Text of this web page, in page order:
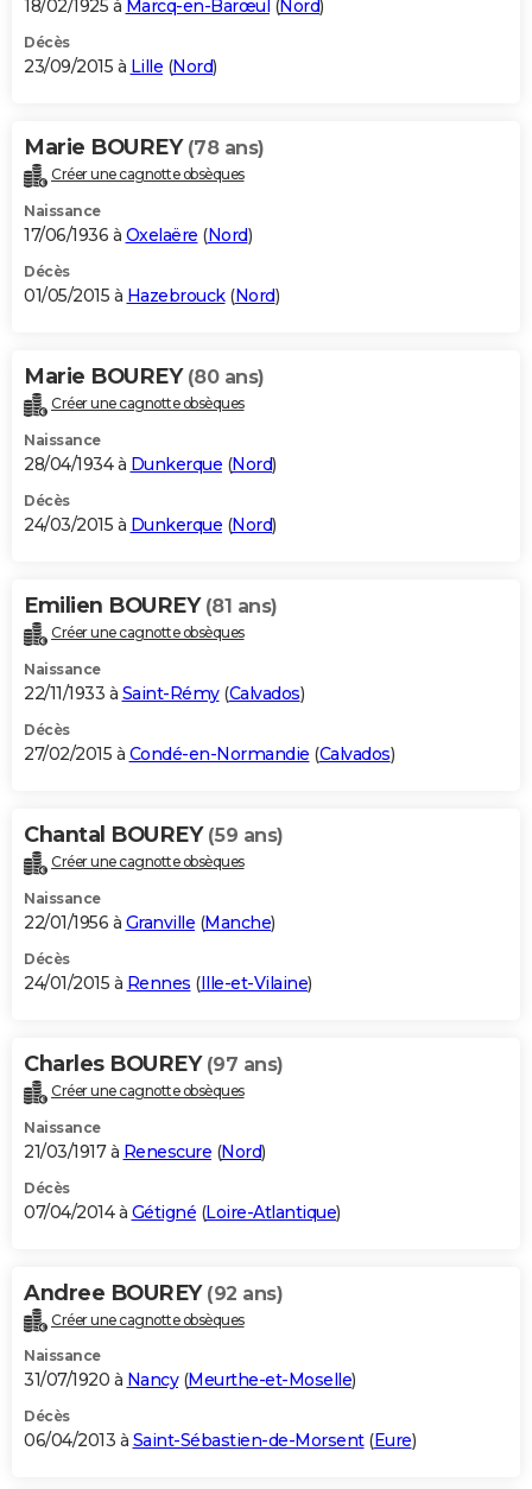
18/02/1925 à Marcq-en-Barœul (Nord)
Décès
23/09/2015 à Lille (Nord)
Marie BOUREY (78 ans)
Créer une cagnotte obsèques
Naissance
17/06/1936 à Oxelaëre (Nord)
Décès
01/05/2015 à Hazebrouck(Nord)
Marie BOUREY (80 ans)
Créer une cagnotte obsèques
Naissance
28/04/1934 à Dunkerque (Nord)
Décès
24/03/2015 à Dunkerque (Nord)
Emilien BOUREY (81 ans)
Créer une cagnotte obsèques
Naissance
22/11/1933 à Saint-Rémy(Calvados)
Décès
27/02/2015 à Condé-en-Normandie (Calvados)
Chantal BOUREY (59 ans)
Créer une cagnotte obsèques
Naissance
22/01/1956 à Granville (Manche)
Décès
24/01/2015 à Rennes (Ille-et-Vilaine)
Charles BOUREY (97 ans)
Créer une cagnotte obsèques
Naissance
21/03/1917 à Renescure (Nord)
Décès
07/04/2014 à Gétigné (Loire-Atlantique)
Andree BOUREY (92 ans)
Créer une cagnotte obsèques
Naissance
31/07/1920 à Nancy(Meurthe-et-Moselle)
Décès
06/04/2013 à Saint-Sébastien-de-Morsent(Eure)